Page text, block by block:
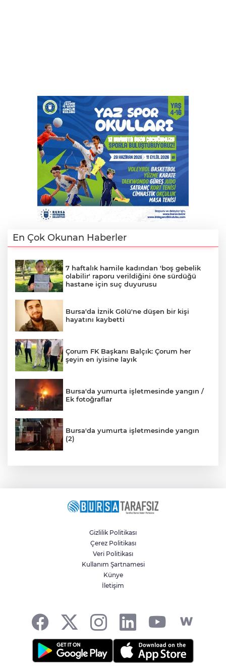
En Çok Okunan Haberler
7 haftalık hamile kadından 'boş gebelik
olabilir' raporu verildiğini öne sürdüğü
hastane için suç duyurusu
Bursa'da İznik Gölü'ne düşen bir kişi
hayatını kaybetti
Çorum FK Başkanı Balçık: Çorum her
şeyin en iyisine layık
Bursa'da yumurta işletmesinde yangın /
Ek fotoğraflar
Bursa'da yumurta işletmesinde yangın
(2)
Gizlilik Politikası
Çerez Politikası
Veri Politikası
Kullanım Şartnamesi
Künye
İletişim